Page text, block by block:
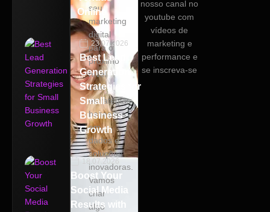
Online
23.07.2026
Best Lead
Generation
Strategies for
Small
Business
Growth
18.07.2026
Boost Your
Social Media
Results with
seu
marketing
digital
para o
próximo
nível
com
estratégias
baseadas
em
dados e
soluções
inovadoras.
Vamos
criar
algo
nosso canal no
youtube com
vídeos de
marketing e
performance e
se inscreva-se